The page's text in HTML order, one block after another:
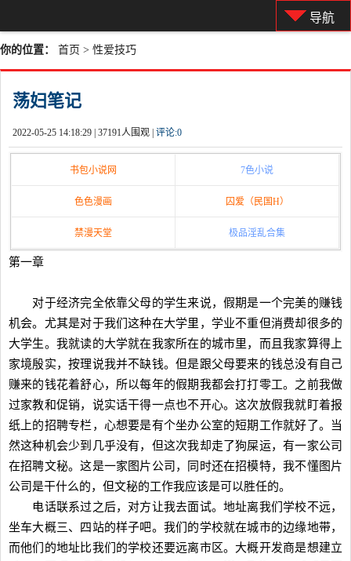
导航
你的位置： 首页 > 性爱技巧
荡妇笔记
2022-05-25 14:18:29 | 37191人围观 | 评论:0
书包小说网 7色小说
色色漫画 囚爱（民国H）
禁漫天堂 极品淫乱合集
第一章
对于经济完全依靠父母的学生来说，假期是一个完美的赚钱
机会。尤其是对于我们这种在大学里，学业不重但消费却很多的
大学生。我就读的大学就在我家所在的城市里，而且我家算得上
家境殷实，按理说我并不缺钱。但是跟父母要来的钱总没有自己
赚来的钱花着舒心，所以每年的假期我都会打打零工。之前我做
过家教和促销，说实话干得一点也不开心。这次放假我就盯着报
纸上的招聘专栏，心想要是有个坐办公室的短期工作就好了。当
然这种机会少到几乎没有，但这次我却走了狗屎运，有一家公司
在招聘文秘。这是一家图片公司，同时还在招模特，我不懂图片
公司是干什么的，但文秘的工作我应该是可以胜任的。
电话联系过之后，对方让我去面试。地址离我们学校不远，
坐车大概三、四站的样子吧。我们的学校就在城市的边缘地带，
而他们的地址比我们的学校还要远离市区。大概开发商是想建立